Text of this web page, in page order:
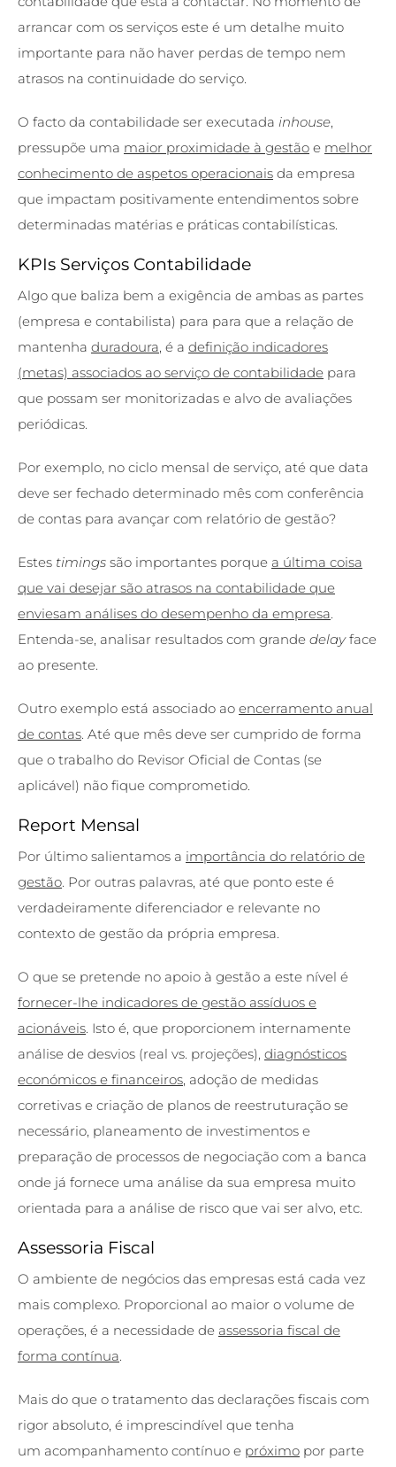
arrancar com os serviços este é um detalhe muito
importante para não haver perdas de tempo nem
atrasos na continuidade do serviço.
O facto da contabilidade ser executada inhouse,
pressupõe uma maior proximidade à gestão e melhor
conhecimento de aspetos operacionais da empresa
que impactam positivamente entendimentos sobre
determinadas matérias e práticas contabilísticas.
KPIs Serviços Contabilidade
Algo que baliza bem a exigência de ambas as partes
(empresa e contabilista) para para que a relação de
mantenha duradoura, é a definição indicadores
(metas) associados ao serviço de contabilidade para
que possam ser monitorizadas e alvo de avaliações
periódicas.
Por exemplo, no ciclo mensal de serviço, até que data
deve ser fechado determinado mês com conferência
de contas para avançar com relatório de gestão?
Estes timings são importantes porque a última coisa
que vai desejar são atrasos na contabilidade que
enviesam análises do desempenho da empresa.
Entenda-se, analisar resultados com grande delayface
ao presente.
Outro exemplo está associado ao encerramento anual
de contas. Até que mês deve ser cumprido de forma
que o trabalho do Revisor Oficial de Contas (se
aplicável) não fique comprometido.
Report Mensal
Por último salientamos a importância do relatório de
gestão. Por outras palavras, até que ponto este é
verdadeiramente diferenciador e relevante no
contexto de gestão da própria empresa.
O que se pretende no apoio à gestão a este nível é
fornecer-lhe indicadores de gestão assíduos e
acionáveis. Isto é, que proporcionem internamente
análise de desvios (real vs. projeções), diagnósticos
económicos e financeiros, adoção de medidas
corretivas e criação de planos de reestruturação se
necessário, planeamento de investimentos e
preparação de processos de negociação com a banca
onde já fornece uma análise da sua empresa muito
orientada para a análise de risco que vai ser alvo, etc.
Assessoria Fiscal
O ambiente de negócios das empresas está cada vez
mais complexo. Proporcional ao maior o volume de
operações, é a necessidade de assessoria fiscal de
forma contínua.
Mais do que o tratamento das declarações fiscais com
rigor absoluto, é imprescindível que tenha
um acompanhamento contínuo e próximo por parte